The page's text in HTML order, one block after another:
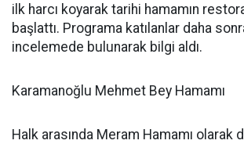
ilk harcı koyarak tarihi hamamın
başlattı. Programa katılanlar daha
incelemede bulunarak bilgi aldı.
Karamanoğlu Mehmet Bey Hamamı
Halk arasında Meram Hamamı olarak